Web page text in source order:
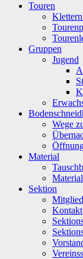
Touren
Gruppen
Jugend
Wege
Material
Sektion
Kontakt